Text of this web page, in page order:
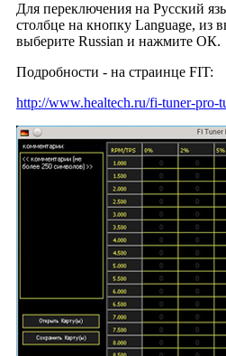
Для переключения на Русский
столбце на кнопку Language, из
выберите Russian и нажмите ОК.
Подробности - на страинце FIT:
http://www.healtech.ru/fi-tuner-pro-